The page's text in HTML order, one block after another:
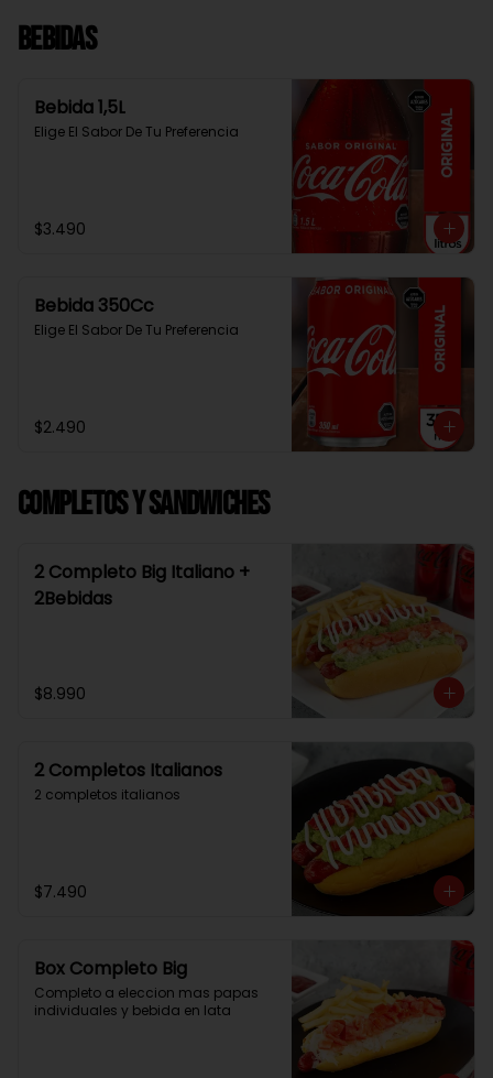
Bebidas
Bebida 1,5L
Elige El Sabor De Tu Preferencia
$3.490
Bebida 350Cc
Elige El Sabor De Tu Preferencia
$2.490
Completos y Sandwiches
2 Completo Big Italiano +
2Bebidas
$8.990
2 Completos Italianos
2 completos italianos
$7.490
Box Completo Big
Completo a eleccion mas papas
individuales y bebida en lata